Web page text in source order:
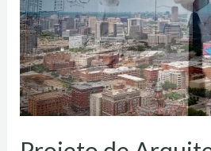
Urbanismo
no
Brasil:
Guia
Completo!